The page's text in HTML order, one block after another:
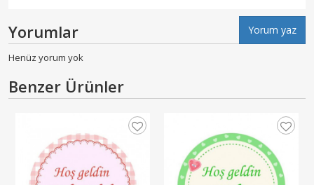
Yorumlar Yorum yaz
Henüz yorum yok
Benzer Ürünler